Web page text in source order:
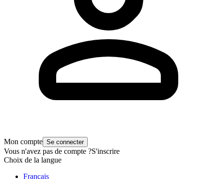
Mon compte Se connecter
Vous n'avez pas de compte ?S'inscrire
Choix de la langue
Français